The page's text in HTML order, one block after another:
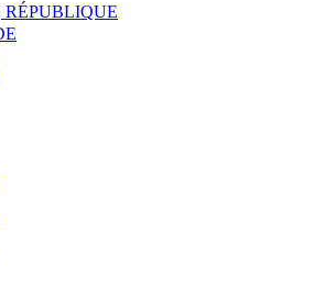
RÉPUBLIQUE